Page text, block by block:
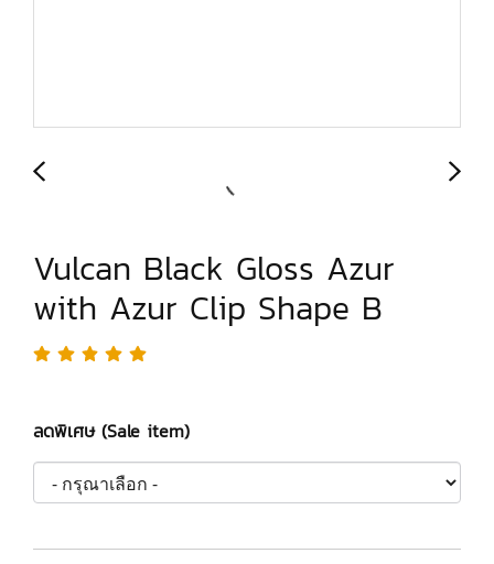
Vulcan Black Gloss Azur
with Azur Clip Shape B
ลดพิเศษ (Sale item)